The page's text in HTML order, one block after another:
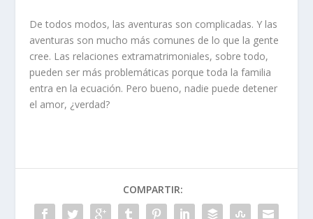
De todos modos, las aventuras son complicadas. Y las
aventuras son mucho más comunes de lo que la gente
cree. Las relaciones extramatrimoniales, sobre todo,
pueden ser más problemáticas porque toda la familia
entra en la ecuación. Pero bueno, nadie puede detener
el amor, ¿verdad?
COMPARTIR: